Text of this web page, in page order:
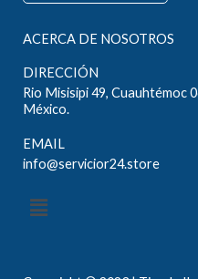
ACERCA DE NOSOTROS
DIRECCIÓN
Rio Misisipi 49, Cuauhtémoc
México.
EMAIL
info@servicior24.store
Menú